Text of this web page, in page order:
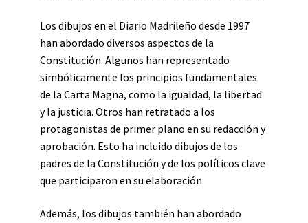
Los dibujos en el Diario Madrileño desde 1997
han abordado diversos aspectos de la
Constitución. Algunos han representado
simbólicamente los principios fundamentales
de la Carta Magna, como la igualdad, la libertad
y la justicia. Otros han retratado a los
protagonistas de primer plano en su redacción y
aprobación. Esto ha incluido dibujos de los
padres de la Constitución y de los políticos clave
que participaron en su elaboración.
Además, los dibujos también han abordado